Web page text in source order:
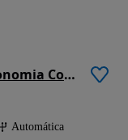
Citroën e-C3 Aircross 44 kWh Autonomia Conforto Max
Automática